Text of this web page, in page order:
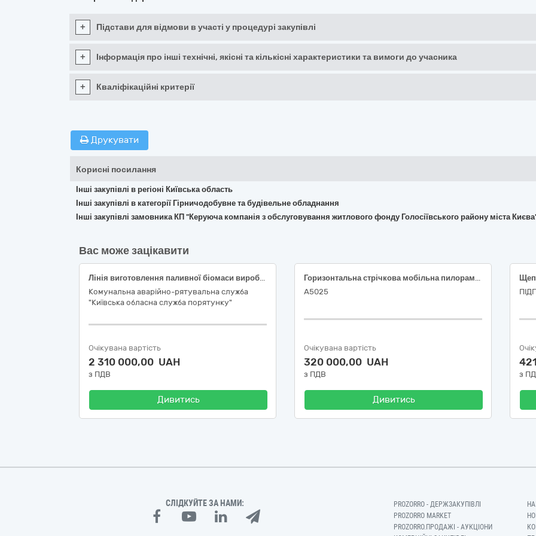
+ Підстави для відмови в участі у процедурі закупівлі
+ Інформація про інші технічні, якісні та кількісні характеристики та вимоги до учасника
+ Кваліфікаційні критерії
Друкувати
Корисні посилання
Інші закупівлі в регіоні Київська область
Інші закупівлі в категорії Гірничодобувне та будівельне обладнання
Інші закупівлі замовника КП "Керуюча компанія з обслуговування житлового фонду Голосіївського району міста
Вас може зацікавити
Лінія виготовлення паливної біомаси виробленої з відновлюваних джерел
Комунальна аварійно-рятувальна служба
"Київська обласна служба порятунку"
Очікувана вартість
2 310 000,00 UAH
з ПДВ
Дивитись
Горизонтальна стрічкова мобільна пилорама Lenker моделі HBS-3Р
А5025
Очікувана вартість
320 000,00 UAH
з ПДВ
Дивитись
з
СЛІДКУЙТЕ ЗА НАМИ:
PROZORRO - ДЕРЖЗАКУПІВЛІ
PROZORRO MARKET
PROZORRO.ПРОДАЖІ - АУКЦІОНИ